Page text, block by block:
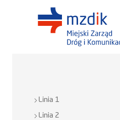
Linia 1
Linia 2